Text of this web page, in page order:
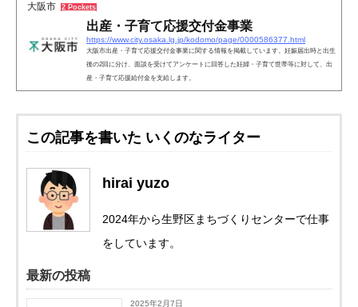
大阪市 2 Pockets
出産・子育て応援交付金事業
https://www.city.osaka.lg.jp/kodomo/page/0000586377.html
大阪市出産・子育て応援交付金事業に関する情報を掲載しています。妊娠届出時と出生
後の2回に分け、面談を受けてアンケートに回答した妊婦・子育て世帯等に対して、出
産・子育て応援給付金を支給します。
この記事を書いた いくのなライター
hirai yuzo
2024年から生野区まちづくりセンターで仕事
をしています。
最新の投稿
2025年2月7日